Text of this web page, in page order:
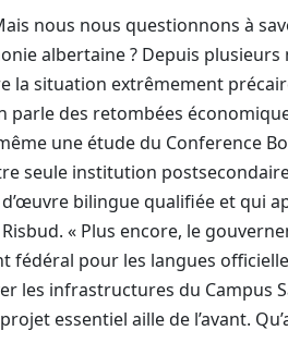
nous nous questionnons à
albertaine ? Depuis plusieurs
la situation extrêmement
parle des retombées
une étude du Conference
seule institution
bilingue qualifiée et qui
« Plus encore, le
pour les langues
les infrastructures du Campus
essentiel aille de l’avant.